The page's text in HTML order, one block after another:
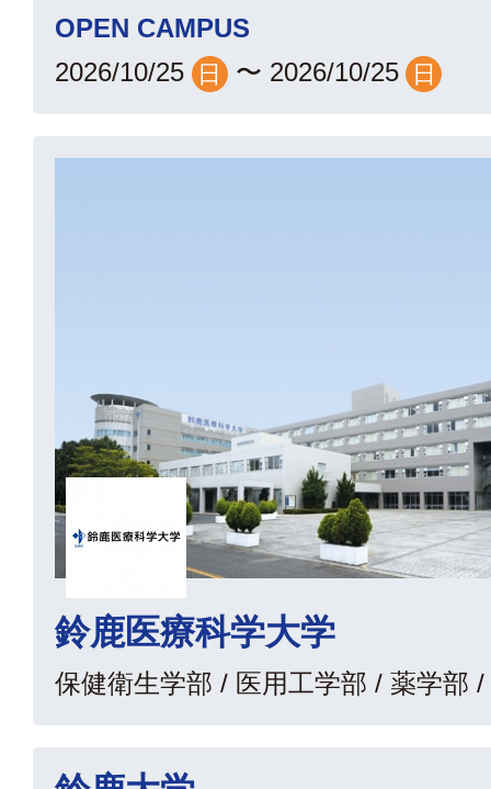
OPEN CAMPUS
2026/10/25 日 〜 2026/10/25 日
鈴鹿医療科学大学
保健衛生学部 / 医用工学部 / 薬学部